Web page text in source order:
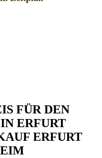
FÜR DEN
ERFURT
ERFURT